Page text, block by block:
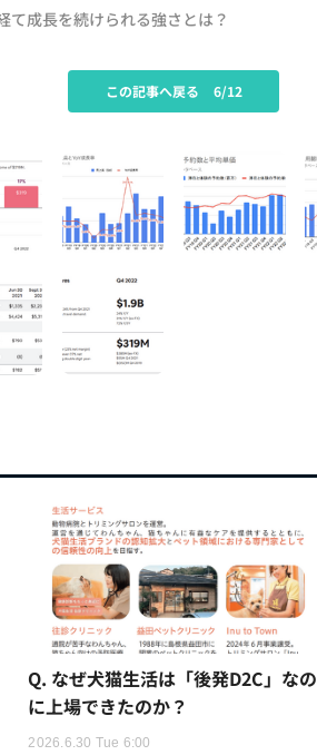
成長を続けられる強さとは？
この記事へ戻る 6/12
Q. なぜ犬猫生活は「後発D2C」なの
に上場できたのか？
2026.6.30 Tue 6:00